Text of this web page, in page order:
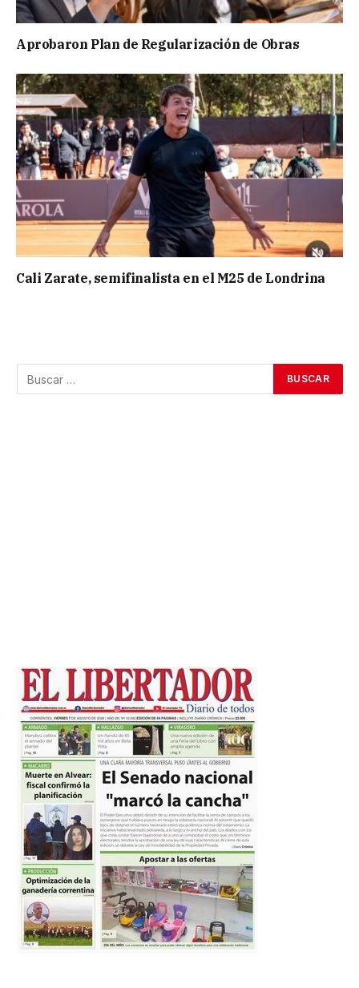
Aprobaron Plan de Regularización de Obras
Cali Zarate, semifinalista en el M25 de Londrina